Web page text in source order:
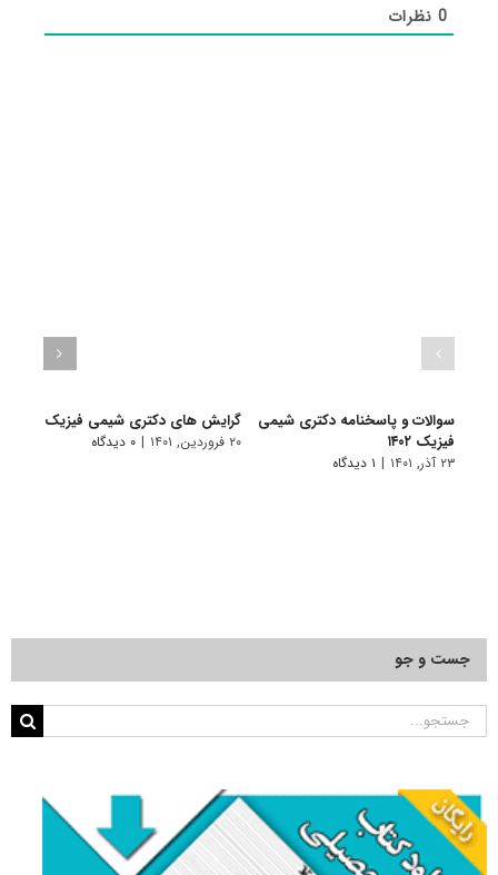
0نظرات
سوالات و پاسخنامه دکتری شیمی
فیزیک ۱۴۰۲
۲۳ آذر, ۱۴۰۱ | ۱ دیدگاه
گرایش های دکتری شیمی ﻓﻴﺰیک
۲۰ فروردین, ۱۴۰۱ | ۰ دیدگاه
جست و جو
جستجو